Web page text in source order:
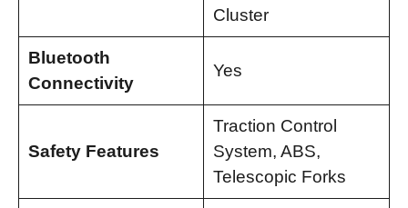
Cluster
Bluetooth
Connectivity
Yes
Safety Features
Traction Control
System, ABS,
Telescopic Forks